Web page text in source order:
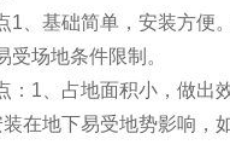
1、基础简单，安装方便
受场地条件限制。
：1、占地面积小，做出
在地下易受地势影响，